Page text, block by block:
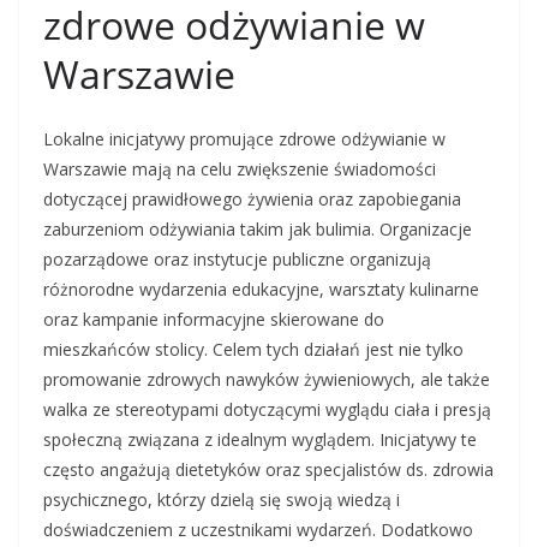
zdrowe odżywianie w
Warszawie
Lokalne inicjatywy promujące zdrowe odżywianie w
Warszawie mają na celu zwiększenie świadomości
dotyczącej prawidłowego żywienia oraz zapobiegania
zaburzeniom odżywiania takim jak bulimia. Organizacje
pozarządowe oraz instytucje publiczne organizują
różnorodne wydarzenia edukacyjne, warsztaty kulinarne
oraz kampanie informacyjne skierowane do
mieszkańców stolicy. Celem tych działań jest nie tylko
promowanie zdrowych nawyków żywieniowych, ale także
walka ze stereotypami dotyczącymi wyglądu ciała i presją
społeczną związana z idealnym wyglądem. Inicjatywy te
często angażują dietetyków oraz specjalistów ds. zdrowia
psychicznego, którzy dzielą się swoją wiedzą i
doświadczeniem z uczestnikami wydarzeń. Dodatkowo